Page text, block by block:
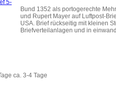
Bund 1352 als portogerechte
und Rupert Mayer auf Luftpost-
USA. Brief rückseitig mit kleinen
Briefverteilanlagen und in
ca. 3-4 Tage